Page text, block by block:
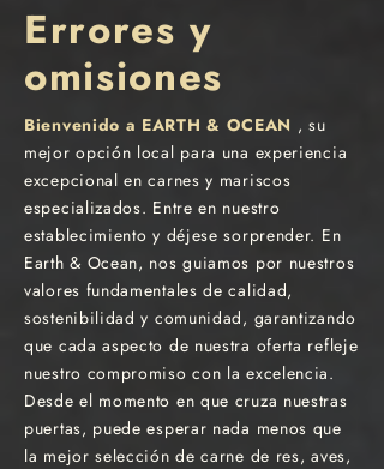
Errores y
omisiones
Bienvenido a EARTH & OCEAN , su
mejor opción local para una experiencia
excepcional en carnes y mariscos
especializados. Entre en nuestro
establecimiento y déjese sorprender. En
Earth & Ocean, nos guiamos por nuestros
valores fundamentales de calidad,
sostenibilidad y comunidad, garantizando
que cada aspecto de nuestra oferta refleje
nuestro compromiso con la excelencia.
Desde el momento en que cruza nuestras
puertas, puede esperar nada menos que
la mejor selección de carne de res, aves,